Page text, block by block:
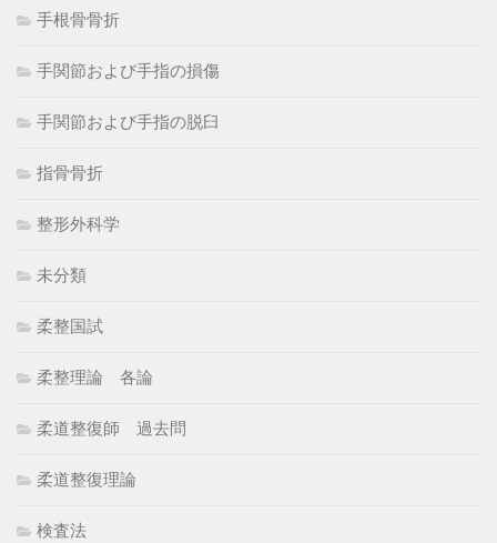
手根骨骨折
手関節および手指の損傷
手関節および手指の脱臼
指骨骨折
整形外科学
未分類
柔整国試
柔整理論 各論
柔道整復師 過去問
柔道整復理論
検査法